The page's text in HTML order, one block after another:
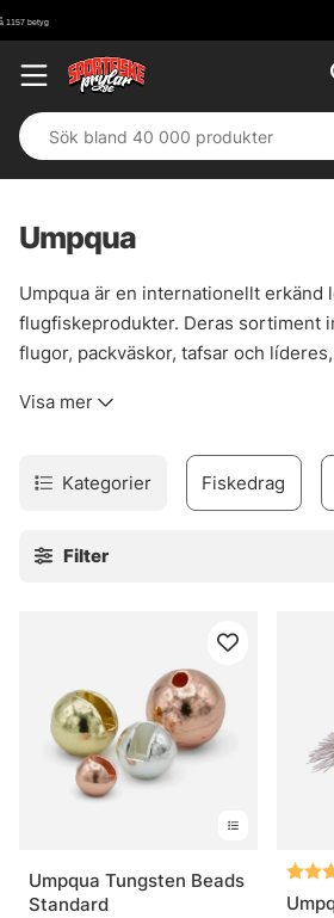
Umpqua
Umpqua är en internationellt erkänd
flugfiskeprodukter. Deras sortiment
flugor, packväskor, tafsar och
som engagerar flugfiskare från
Visa mer
Kategorier Fiskedrag
Filter
Umpqua Tungsten Beads
Standard